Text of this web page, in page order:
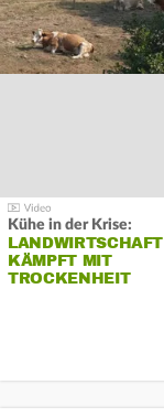
Kühe in der Krise:
LANDWIRTSCHAFT
KÄMPFT MIT
TROCKENHEIT